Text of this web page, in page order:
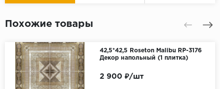
Похожие товары
42,5*42,5 Roseton Malibu RP-3176
Декор напольный (1 плитка)
2 900 ₽/шт